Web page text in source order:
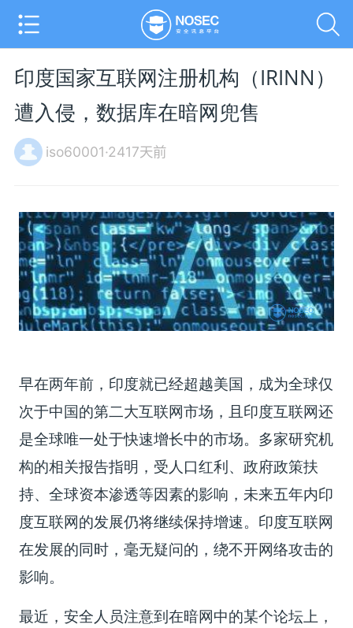
印度国家互联网注册机构（IRINN）
遭入侵，数据库在暗网兜售
iso60001·2417天前
早在两年前，印度就已经超越美国，成为全球仅
次于中国的第二大互联网市场，且印度互联网还
是全球唯一处于快速增长中的市场。多家研究机
构的相关报告指明，受人口红利、政府政策扶
持、全球资本渗透等因素的影响，未来五年内印
度互联网的发展仍将继续保持增速。印度互联网
在发展的同时，毫无疑问的，绕不开网络攻击的
影响。
最近，安全人员注意到在暗网中的某个论坛上，